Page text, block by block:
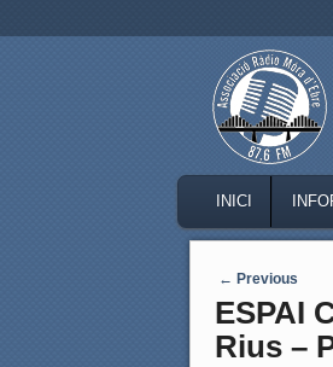
MAIN MENU
SKIP TO
SKIP TO
INICI
Post navigation
← Previous
ESPAI
Rius –